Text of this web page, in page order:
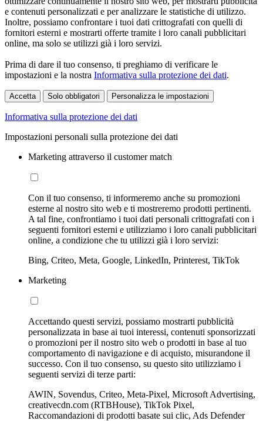
e contenuti personalizzati e per analizzare le statistiche di utilizzo.
Inoltre, possiamo confrontare i tuoi dati crittografati con quelli di
fornitori esterni e mostrarti offerte tramite i loro canali pubblicitari
online, ma solo se utilizzi già i loro servizi.
Prima di dare il tuo consenso, ti preghiamo di verificare le
impostazioni e la nostra Informativa sulla protezione dei dati.
Accetta Solo obbligatori Personalizza le impostazioni
Informativa sulla protezione dei dati
Impostazioni personali sulla protezione dei dati
Marketing attraverso il customer match
Con il tuo consenso, ti informeremo anche su promozioni
esterne al nostro sito web e ti mostreremo prodotti pertinenti.
A tal fine, confrontiamo i tuoi dati personali crittografati con i
seguenti fornitori esterni e utilizziamo i loro canali pubblicitari
online, a condizione che tu utilizzi già i loro servizi:
Bing, Criteo, Meta, Google, LinkedIn, Printerest, TikTok
Marketing
Accettando questi servizi, possiamo mostrarti pubblicità
personalizzata in base ai tuoi interessi, contenuti sponsorizzati
o promozioni per il nostro sito web o prodotti in base al tuo
comportamento di navigazione e di acquisto, misurandone il
successo. Con il tuo consenso, su questo sito utilizziamo i
seguenti servizi di terze parti:
AWIN, Sovendus, Criteo, Meta-Pixel, Microsoft Advertising,
creativecdn.com (RTBHouse), TikTok Pixel,
Raccomandazioni di prodotti basate sui clic, Ads Defender